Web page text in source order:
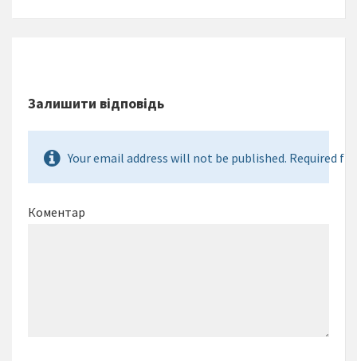
Залишити відповідь
Your email address will not be published. Required
Коментар